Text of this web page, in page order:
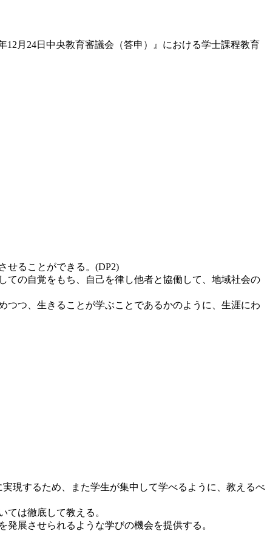
月24日中央教育審議会（答申）』における学士課程教育
せることができる。(DP2)
ての自覚をもち、自己を律し他者と協働して、地域社会の
つ、生きることが学ぶことであるかのように、生涯にわ
現するため、また学生が集中して学べるように、教えるべ
は徹底して教える。
展させられるような学びの機会を提供する。